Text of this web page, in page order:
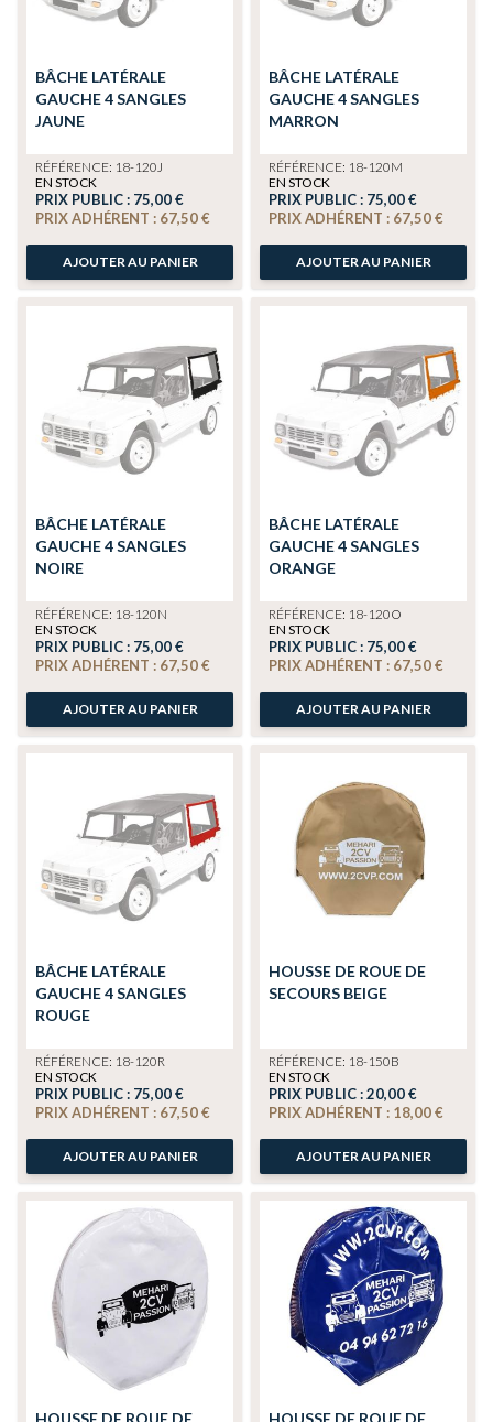
BÂCHE LATÉRALE
GAUCHE 4 SANGLES
JAUNE
RÉFÉRENCE: 18-120J
EN STOCK
PRIX PUBLIC : 75,00 €
PRIX ADHÉRENT : 67,50 €
AJOUTER AU PANIER
BÂCHE LATÉRALE
GAUCHE 4 SANGLES
MARRON
RÉFÉRENCE: 18-120M
EN STOCK
PRIX PUBLIC : 75,00 €
PRIX ADHÉRENT : 67,50 €
AJOUTER AU PANIER
BÂCHE LATÉRALE
GAUCHE 4 SANGLES
NOIRE
RÉFÉRENCE: 18-120N
EN STOCK
PRIX PUBLIC : 75,00 €
PRIX ADHÉRENT : 67,50 €
AJOUTER AU PANIER
BÂCHE LATÉRALE
GAUCHE 4 SANGLES
ORANGE
RÉFÉRENCE: 18-120O
EN STOCK
PRIX PUBLIC : 75,00 €
PRIX ADHÉRENT : 67,50 €
AJOUTER AU PANIER
BÂCHE LATÉRALE
GAUCHE 4 SANGLES
ROUGE
RÉFÉRENCE: 18-120R
EN STOCK
PRIX PUBLIC : 75,00 €
PRIX ADHÉRENT : 67,50 €
AJOUTER AU PANIER
HOUSSE DE ROUE DE
SECOURS BEIGE
RÉFÉRENCE: 18-150B
EN STOCK
PRIX PUBLIC :20,00 €
PRIX ADHÉRENT : 18,00 €
AJOUTER AU PANIER
HOUSSE DE ROUE DE HOUSSE DE ROUE DE